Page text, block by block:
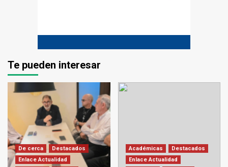
Te pueden interesar
De cerca
Destacados
Enlace Actualidad
Académicas
Destacados
Enlace Actualidad